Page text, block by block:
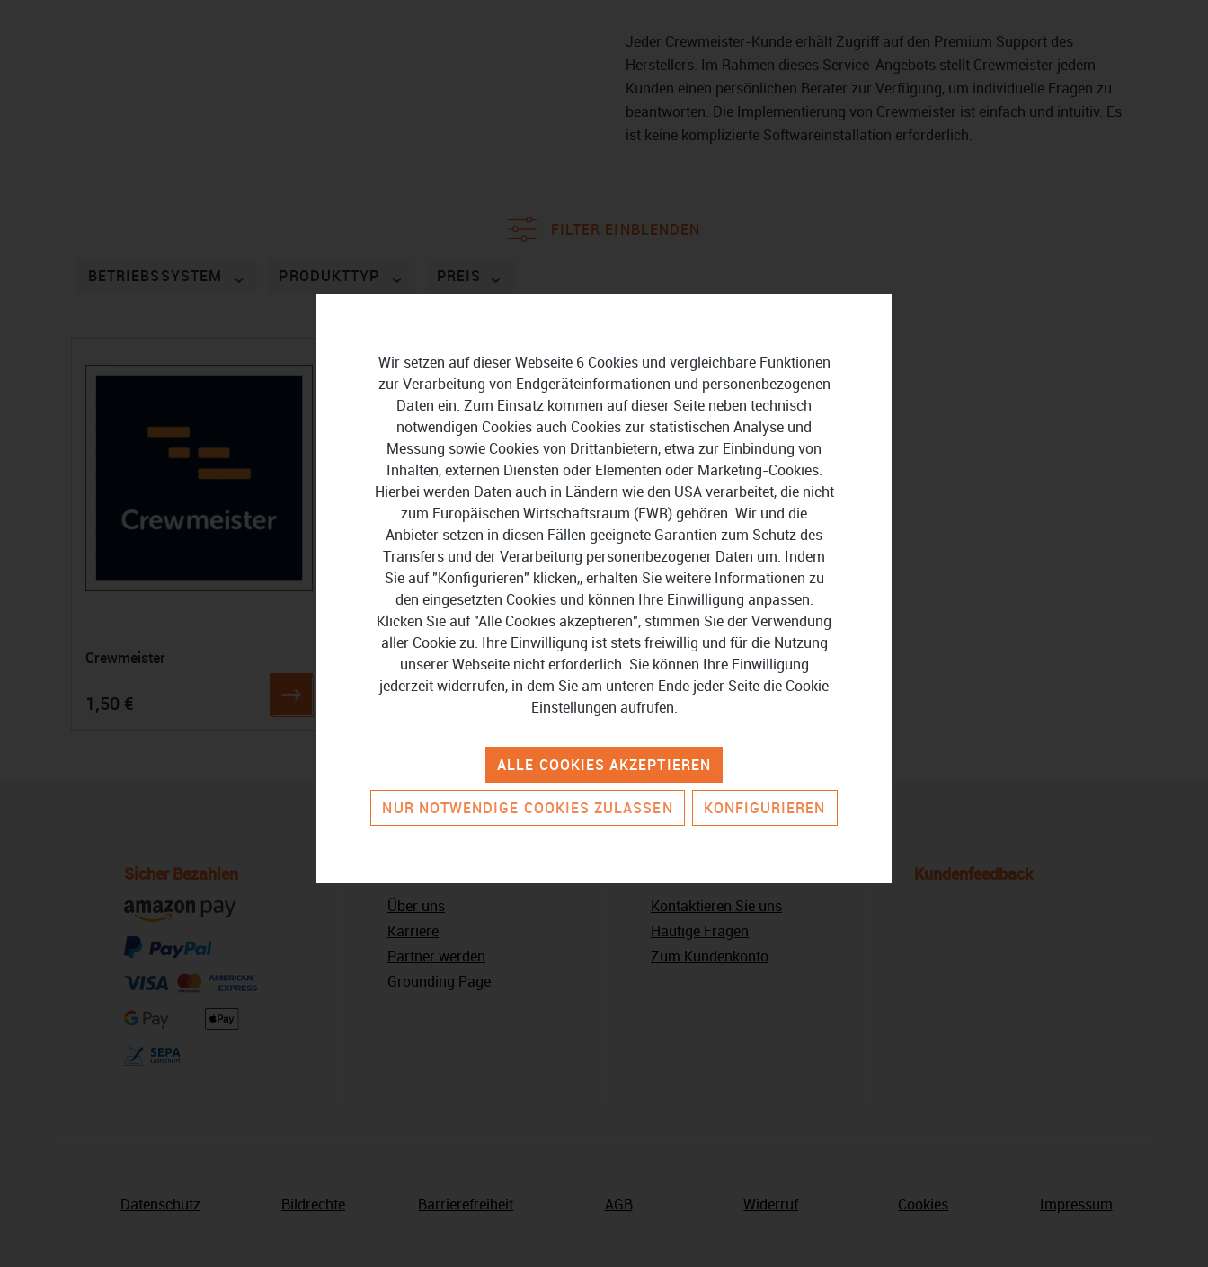
Jeder Crewmeister-Kunde erhält Zugriff auf den Premium Support des
Herstellers. Im Rahmen dieses Service-Angebots stellt Crewmeister jedem
Kunden einen persönlichen Berater zur Verfügung, um individuelle Fragen zu
beantworten. Die Implementierung von Crewmeister ist einfach und intuitiv. Es
ist keine komplizierte Softwareinstallation erforderlich.
FILTER EINBLENDEN
BETRIEBSSYSTEM PRODUKTTYP PREIS
Crewmeister
1,50 €
Sicher Bezahlen
Über uns
Karriere
Partner werden
Grounding Page
Kontaktieren Sie uns
Häufige Fragen
Zum Kundenkonto
Kundenfeedback
Datenschutz Bildrechte Barrierefreiheit AGB Widerruf Cookies Impressum
Wir setzen auf dieser Webseite 6 Cookies und vergleichbare Funktionen
zur Verarbeitung von Endgeräteinformationen und personenbezogenen
Daten ein. Zum Einsatz kommen auf dieser Seite neben technisch
notwendigen Cookies auch Cookies zur statistischen Analyse und
Messung sowie Cookies von Drittanbietern, etwa zur Einbindung von
Inhalten, externen Diensten oder Elementen oder Marketing-Cookies.
Hierbei werden Daten auch in Ländern wie den USA verarbeitet, die nicht
zum Europäischen Wirtschaftsraum (EWR) gehören. Wir und die
Anbieter setzen in diesen Fällen geeignete Garantien zum Schutz des
Transfers und der Verarbeitung personenbezogener Daten um. Indem
Sie auf "Konfigurieren" klicken,, erhalten Sie weitere Informationen zu
den eingesetzten Cookies und können Ihre Einwilligung anpassen.
Klicken Sie auf "Alle Cookies akzeptieren", stimmen Sie der Verwendung
aller Cookie zu. Ihre Einwilligung ist stets freiwillig und für die Nutzung
unserer Webseite nicht erforderlich. Sie können Ihre Einwilligung
jederzeit widerrufen, in dem Sie am unteren Ende jeder Seite die Cookie
Einstellungen aufrufen.
NUR NOTWENDIGE COOKIES ZULASSEN KONFIGURIEREN
ALLE COOKIES AKZEPTIEREN